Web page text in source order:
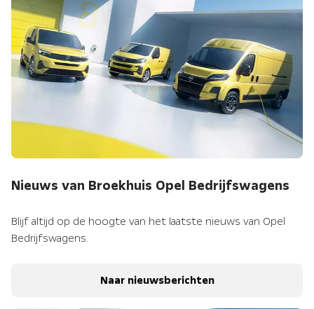
Nieuws van Broekhuis Opel Bedrijfswagens
Blijf altijd op de hoogte van het laatste nieuws van Opel
Bedrijfswagens.
Naar nieuwsberichten